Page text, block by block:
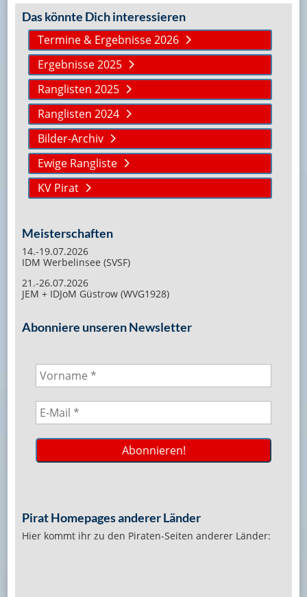
Das könnte Dich interessieren
Termine & Ergebnisse 2026
Ergebnisse 2025
Ranglisten 2025
Ranglisten 2024
Bilder-Archiv
Ewige Rangliste
KV Pirat
Meisterschaften
14.-19.07.2026
IDM Werbelinsee (SVSF)
21.-26.07.2026
JEM + IDJoM Güstrow (WVG1928)
Abonniere unseren Newsletter
Pirat Homepages anderer Länder
Hier kommt ihr zu den Piraten-Seiten anderer Länder: